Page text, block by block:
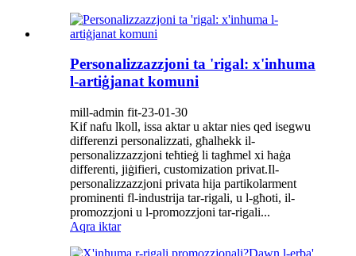
Personalizzazzjoni ta 'rigal: x'inhuma
l-artiġjanat komuni
mill-admin fit-23-01-30
Kif nafu lkoll, issa aktar u aktar nies qed isegwu
differenzi personalizzati, għalhekk il-
personalizzazzjoni teħtieġ li tagħmel xi ħaġa
differenti, jiġifieri, customization privat.Il-
personalizzazzjoni privata hija partikolarment
prominenti fl-industrija tar-rigali, u l-għoti, il-
promozzjoni u l-promozzjoni tar-rigali...
Aqra iktar